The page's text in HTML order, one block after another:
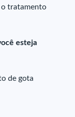
o tratamento
esteja
de gota